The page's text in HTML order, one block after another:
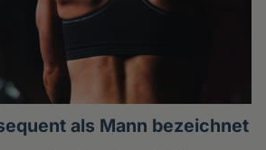
als Mann bezeichnet